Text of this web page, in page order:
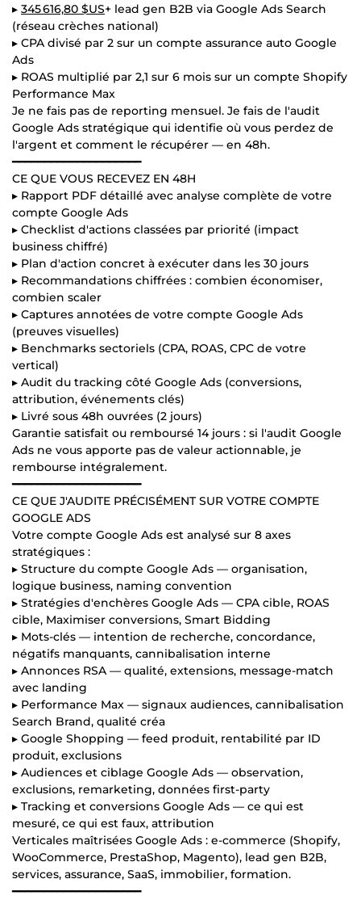
▸ 345 616,80 $US+ lead gen B2B via Google Ads Search
(réseau crèches national)
▸ CPA divisé par 2 sur un compte assurance auto Google
Ads
▸ ROAS multiplié par 2,1 sur 6 mois sur un compte Shopify
Performance Max
Je ne fais pas de reporting mensuel. Je fais de l'audit
Google Ads stratégique qui identifie où vous perdez de
l'argent et comment le récupérer — en 48h.
━━━━━━━━━━━━━━━━━━━━
CE QUE VOUS RECEVEZ EN 48H
▸ Rapport PDF détaillé avec analyse complète de votre
compte Google Ads
▸ Checklist d'actions classées par priorité (impact
business chiffré)
▸ Plan d'action concret à exécuter dans les 30 jours
▸ Recommandations chiffrées : combien économiser,
combien scaler
▸ Captures annotées de votre compte Google Ads
(preuves visuelles)
▸ Benchmarks sectoriels (CPA, ROAS, CPC de votre
vertical)
▸ Audit du tracking côté Google Ads (conversions,
attribution, événements clés)
▸ Livré sous 48h ouvrées (2 jours)
Garantie satisfait ou remboursé 14 jours : si l'audit Google
Ads ne vous apporte pas de valeur actionnable, je
rembourse intégralement.
━━━━━━━━━━━━━━━━━━━━
CE QUE J'AUDITE PRÉCISÉMENT SUR VOTRE COMPTE
GOOGLE ADS
Votre compte Google Ads est analysé sur 8 axes
stratégiques :
▸ Structure du compte Google Ads — organisation,
logique business, naming convention
▸ Stratégies d'enchères Google Ads — CPA cible, ROAS
cible, Maximiser conversions, Smart Bidding
▸ Mots-clés — intention de recherche, concordance,
négatifs manquants, cannibalisation interne
▸ Annonces RSA — qualité, extensions, message-match
avec landing
▸ Performance Max — signaux audiences, cannibalisation
Search Brand, qualité créa
▸ Google Shopping — feed produit, rentabilité par ID
produit, exclusions
▸ Audiences et ciblage Google Ads — observation,
exclusions, remarketing, données first-party
▸ Tracking et conversions Google Ads — ce qui est
mesuré, ce qui est faux, attribution
Verticales maîtrisées Google Ads : e-commerce (Shopify,
WooCommerce, PrestaShop, Magento), lead gen B2B,
services, assurance, SaaS, immobilier, formation.
━━━━━━━━━━━━━━━━━━━━